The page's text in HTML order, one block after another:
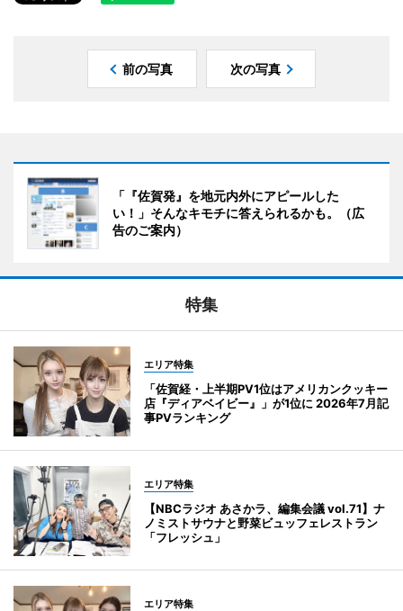
前の写真 次の写真
「『佐賀発』を地元内外にアピールした
い！」そんなキモチに答えられるかも。（広
告のご案内）
特集
エリア特集
「佐賀経・上半期PV1位はアメリカンクッキー
店『ディアベイビー』」が1位に 2026年7月記
事PVランキング
エリア特集
【NBCラジオ あさかラ、編集会議 vol.71】ナ
ノミストサウナと野菜ビュッフェレストラン
「フレッシュ」
エリア特集